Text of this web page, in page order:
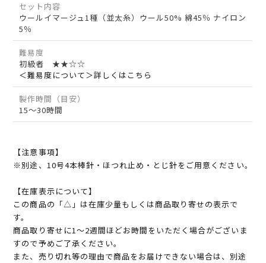
セット内容
ウールイマージュ1種（並太糸）ウール50% 綿45％ ナイロン
5％
難易度
初級者 ★★☆☆
＜難易度について＞詳しくはこちら
製作時間（目安）
15～30時間
【注意事項】
※別途、10号4本棒針・ほつれ止め・とじ針をご用意ください。
【在庫表示について】
この商品の「△」は在庫少量もしくは商品取り寄せの表示で
す。
商品取り寄せに1～2週間ほどお時間をいただく場合がございま
すので予めご了承ください。
また、売り切れ等の理由で商品をお届けできない場合は、別途